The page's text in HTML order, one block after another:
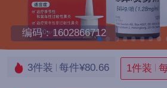
编码：1602866712
3件装 每件¥80.66 1件装